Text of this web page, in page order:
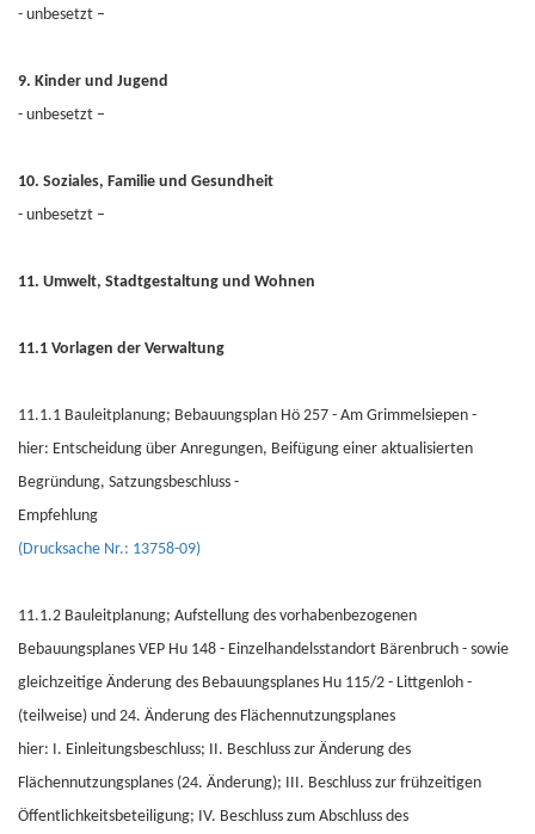
- unbesetzt –
9. Kinder und Jugend
- unbesetzt –
10. Soziales, Familie und Gesundheit
- unbesetzt –
11. Umwelt, Stadtgestaltung und Wohnen
11.1 Vorlagen der Verwaltung
11.1.1 Bauleitplanung; Bebauungsplan Hö 257 - Am Grimmelsiepen -
hier: Entscheidung über Anregungen, Beifügung einer aktualisierten
Begründung, Satzungsbeschluss -
Empfehlung
(Drucksache Nr.: 13758-09)
11.1.2 Bauleitplanung; Aufstellung des vorhabenbezogenen
Bebauungsplanes VEP Hu 148 - Einzelhandelsstandort Bärenbruch - sowie
gleichzeitige Änderung des Bebauungsplanes Hu 115/2 - Littgenloh -
(teilweise) und 24. Änderung des Flächennutzungsplanes
hier: I. Einleitungsbeschluss; II. Beschluss zur Änderung des
Flächennutzungsplanes (24. Änderung); III. Beschluss zur frühzeitigen
Öffentlichkeitsbeteiligung; IV. Beschluss zum Abschluss des